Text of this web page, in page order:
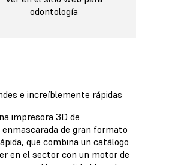
odontología
e increíblemente rápidas
impresora 3D de
de gran formato
que combina un catálogo
en el sector con un motor de